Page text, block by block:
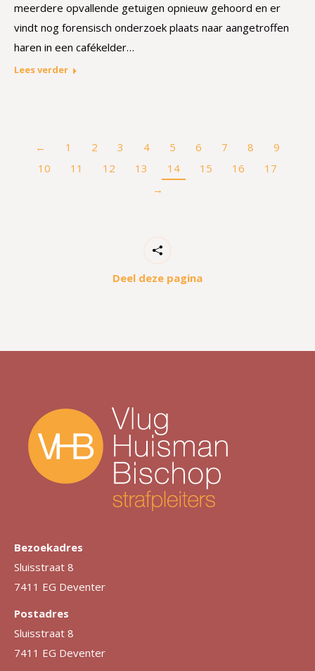
meerdere opvallende getuigen opnieuw gehoord en er
vindt nog forensisch onderzoek plaats naar aangetroffen
haren in een cafékelder…
Lees verder
← 1 2 3 4 5 6 7 8
9
10
11 12 13 14 15 16
17
→
Deel deze pagina
Bezoekadres
Sluisstraat 8
7411 EG Deventer
Postadres
Sluisstraat 8
7411 EG Deventer